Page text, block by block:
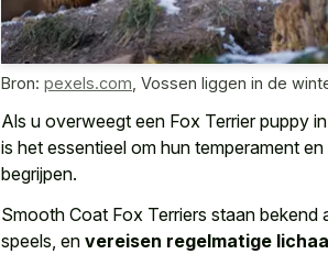
Bron: pexels.com Vossen liggen in de
Als u overweegt een Fox Terrier puppy
is het essentieel om hun temperament
begrijpen.
Smooth Coat Fox Terriers staan bekend
speels, en vereisen regelmatige